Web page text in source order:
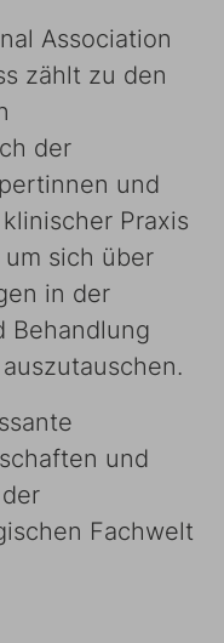
Association
zählt zu den
der
und
Praxis
sich über
in der
Behandlung
und
Fachwelt